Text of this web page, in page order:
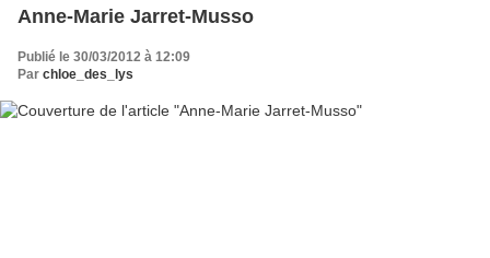
Anne-Marie Jarret-Musso
Publié le 30/03/2012 à 12:09
Par chloe_des_lys